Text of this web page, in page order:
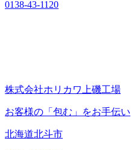
0138-43-1120
株式会社ホリカワ上磯工場
お客様の「包む」をお手伝い
北海道北斗市